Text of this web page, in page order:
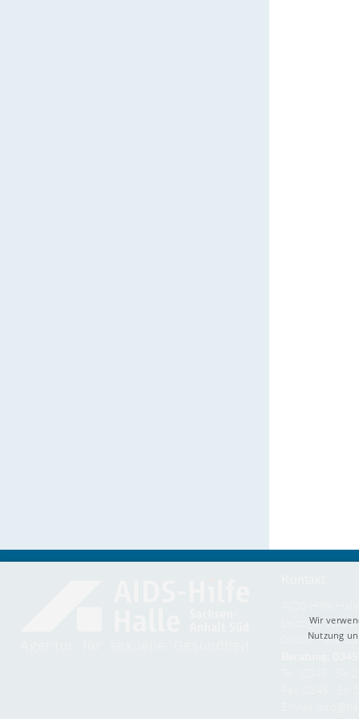
Leipziger
06108 Halle
Wir
Nutzung